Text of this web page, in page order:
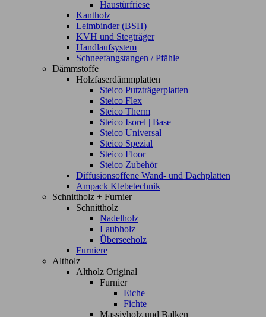
Haustürfriese
Kantholz
Leimbinder (BSH)
KVH und Stegträger
Handlaufsystem
Schneefangstangen / Pfähle
Dämmstoffe
Holzfaserdämmplatten
Steico Putzträgerplatten
Steico Flex
Steico Therm
Steico Isorel | Base
Steico Universal
Steico Spezial
Steico Floor
Steico Zubehör
Diffusionsoffene Wand- und Dachplatten
Ampack Klebetechnik
Schnittholz + Furnier
Schnittholz
Nadelholz
Laubholz
Überseeholz
Furniere
Altholz
Altholz Original
Furnier
Eiche
Fichte
Massivholz und Balken